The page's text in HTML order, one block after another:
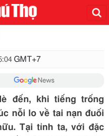
GMT+7
đến, khi tiếng trống
nỗi lo về tai nạn đuối
Tại tỉnh ta, với đặc